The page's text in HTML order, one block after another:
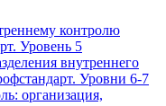
контролю
Уровень 5
внутреннего
Уровни 6-7
организация,